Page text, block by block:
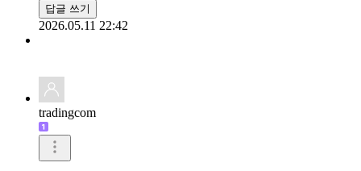
답글 쓰기
2026.05.11 22:42
tradingcom